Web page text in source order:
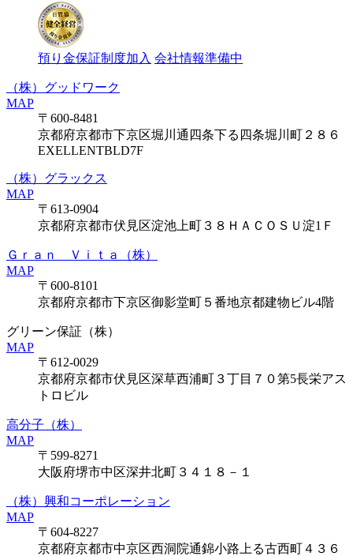
預り金保証制度加入 会社情報準備中
（株）グッドワーク
MAP
〒600-8481
京都府京都市下京区堀川通四条下る四条堀川町２８６
EXELLENTBLD7F
（株）グラックス
MAP
〒613-0904
京都府京都市伏見区淀池上町３８ＨＡＣＯＳＵ淀1Ｆ
Ｇｒａｎ Ｖｉｔａ（株）
MAP
〒600-8101
京都府京都市下京区御影堂町５番地京都建物ビル4階
グリーン保証（株）
MAP
〒612-0029
京都府京都市伏見区深草西浦町３丁目７０第5長栄アス
トロビル
高分子（株）
MAP
〒599-8271
大阪府堺市中区深井北町３４１８－１
（株）興和コーポレーション
MAP
〒604-8227
京都府京都市中京区西洞院通錦小路上る古西町４３６